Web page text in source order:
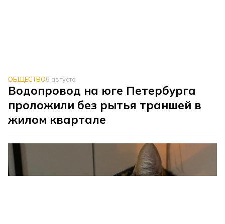
ОБЩЕСТВО6 августа
Водопровод на юге Петербурга
проложили без рытья траншей в
жилом квартале